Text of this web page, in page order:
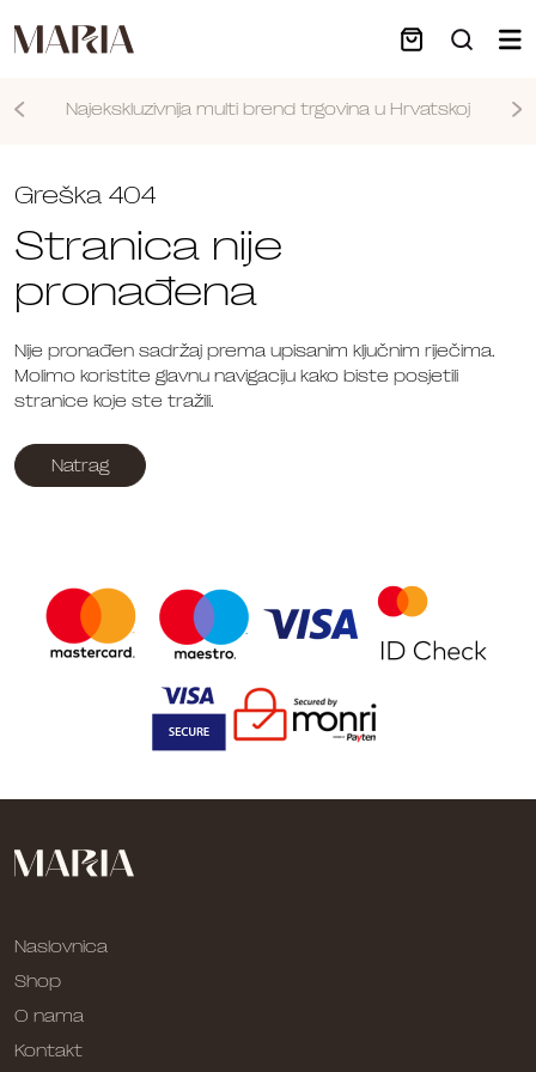
Najekskluzivnija multi brend trgovina u Hrvatskoj
Greška 404
Stranica nije
pronađena
Nije pronađen sadržaj prema upisanim ključnim riječima.
Molimo koristite glavnu navigaciju kako biste posjetili
stranice koje ste tražili.
Natrag
Naslovnica
Shop
O nama
Kontakt